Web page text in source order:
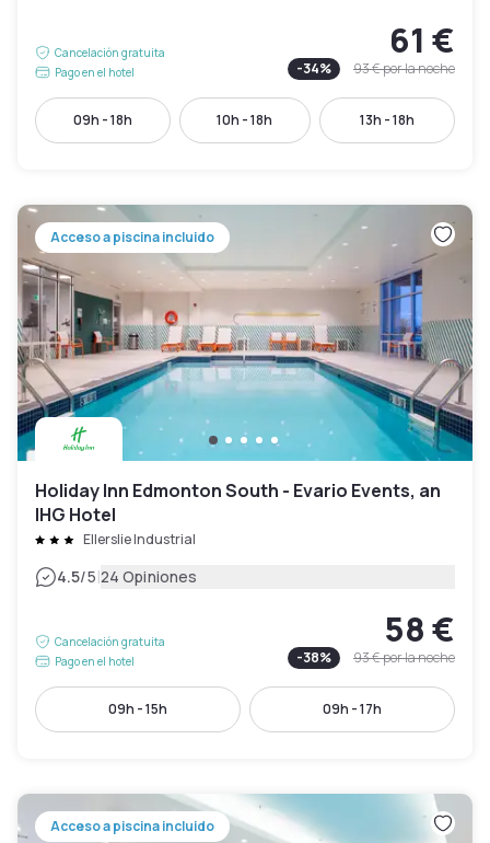
Cancelación gratuita
Pago en el hotel
61 €
-34% 93 €por la noche
09h - 18h 10h - 18h 13h - 18h
Acceso a piscina incluido
Holiday Inn Edmonton South - Evario Events, an
IHG Hotel
Ellerslie Industrial
4.5/5|24 Opiniones
Cancelación gratuita
Pago en el hotel
58 €
-38% 93 €por la noche
09h - 15h 09h - 17h
Acceso a piscina incluido